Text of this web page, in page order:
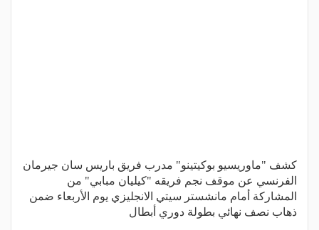
كشف "ماوريسيو بوكيتينو" مدرب فريق باريس سان جيرمان
الفرنسي عن موقف نجم فريقه "كيليان مبابي" من
المشاركة أمام مانشستر سيتي الانجليزي يوم الأربعاء ضمن
ذهاب نصف نهائي بطولة دوري أبطال